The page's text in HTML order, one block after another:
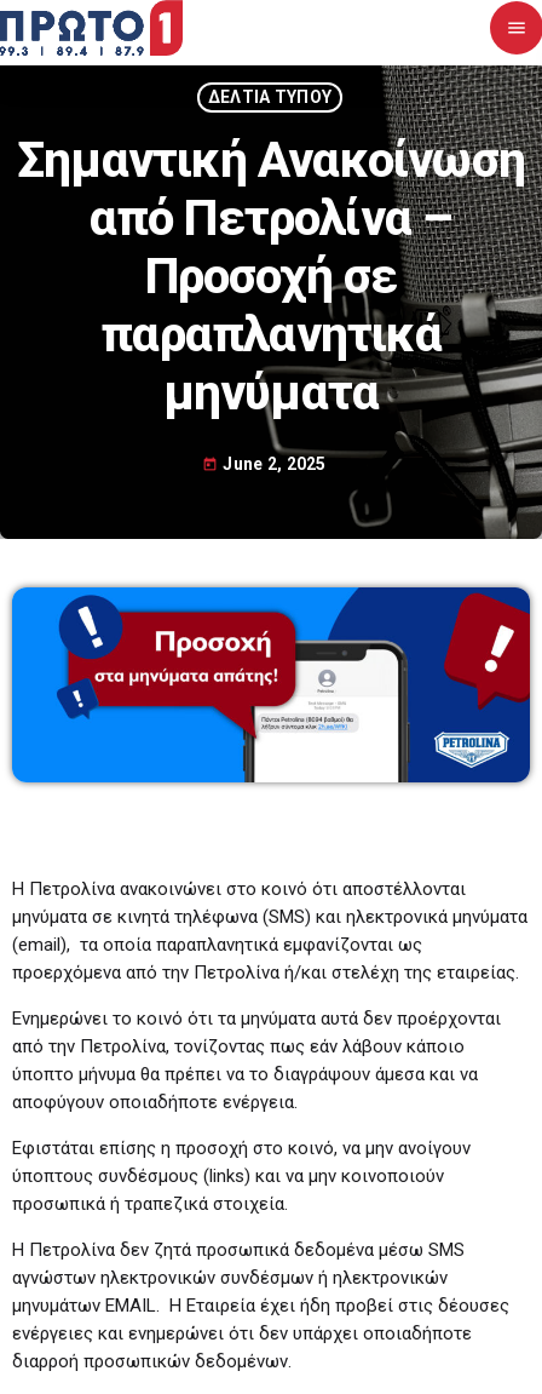
menu
close
Αρχική
Σχετικά με εμάς
Διαγωνισμοί
06:00 - 07:00
Πρωινάδικο
7:00-10:00
10:00-11:00
ΔΕΛΤΙΑ ΤΥΠΟΥ
Σημαντική Ανακοίνωση
από Πετρολίνα –
Προσοχή σε
παραπλανητικά
μηνύματα
today June 2, 2025
Η Πετρολίνα ανακοινώνει στο κοινό ότι αποστέλλονται
μηνύματα σε κινητά τηλέφωνα (SMS) και ηλεκτρονικά μηνύματα
(email), τα οποία παραπλανητικά εμφανίζονται ως
προερχόμενα από την Πετρολίνα ή/και στελέχη της εταιρείας.
Ενημερώνει το κοινό ότι τα μηνύματα αυτά δεν προέρχονται
από την Πετρολίνα, τονίζοντας πως εάν λάβουν κάποιο
ύποπτο μήνυμα θα πρέπει να το διαγράψουν άμεσα και να
αποφύγουν οποιαδήποτε ενέργεια.
Εφιστάται επίσης η προσοχή στο κοινό, να μην ανοίγουν
ύποπτους συνδέσμους (links) και να μην κοινοποιούν
προσωπικά ή τραπεζικά στοιχεία.
H Πετρολίνα δεν ζητά προσωπικά δεδομένα μέσω SMS
αγνώστων ηλεκτρονικών συνδέσμων ή ηλεκτρονικών
μηνυμάτων EMAIL. Η Εταιρεία έχει ήδη προβεί στις δέουσες
ενέργειες και ενημερώνει ότι δεν υπάρχει οποιαδήποτε
διαρροή προσωπικών δεδομένων.